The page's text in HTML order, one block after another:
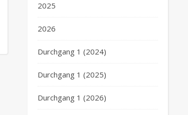
2025
2026
Durchgang 1 (2024)
Durchgang 1 (2025)
Durchgang 1 (2026)